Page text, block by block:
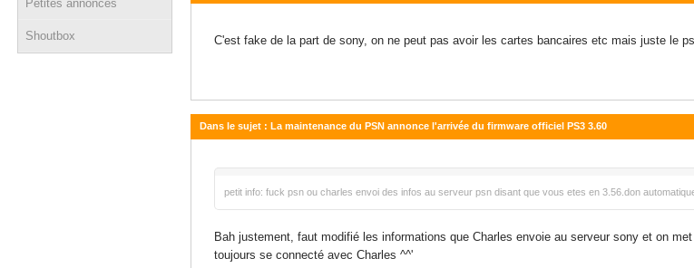
Petites annonces
Shoutbox C'est fake de la part de sony, on ne peut pas avoir les cartes bancaires etc mais juste le
Dans le sujet : La maintenance du PSN annonce l'arrivée du firmware officiel PS3 3.60
petit info: fuck psn ou charles envoi des infos au serveur psn disant que vous etes en 3.56.don
Bah justement, faut modifié les informations que Charles envoie au serveur sony et on
toujours se connecté avec Charles ^^'